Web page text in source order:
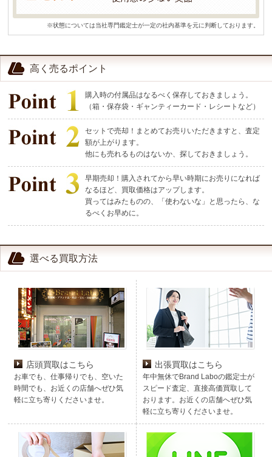
※状態については当社専門鑑定士が一定の社内基準を元に判断しております。
高く売るポイント
購入時の付属品はなるべく保存しておきましょう。
（箱・保存袋・ギャンティーカード・レシートなど）
セットで売却！まとめてお売りいただきますと、査定
額が上がります。
他にも売れるものはないか、探しておきましょう。
早期売却！購入されてから早い時期にお売りになれば
なるほど、買取価格はアップします。
買ってはみたものの、「使わないな」と思ったら、な
るべくお早めに。
選べる買取方法
店頭買取はこちら
お車でも、仕事帰りでも、空いた
時間でも、お近くの店舗へぜひ気
軽に立ち寄りくださいませ。
出張買取はこちら
年中無休でBrand Laboの鑑定士が
スピード査定、直接高価買取して
おります。お近くの店舗へぜひ気
軽に立ち寄りくださいませ。